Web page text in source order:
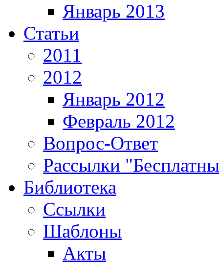
Январь 2013
Статьи
2011
2012
Январь 2012
Февраль 2012
Вопрос-Ответ
Рассылки
Библиотека
Ссылки
Шаблоны
Акты